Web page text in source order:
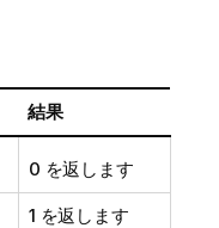
結果
0 を返します
1 を返します